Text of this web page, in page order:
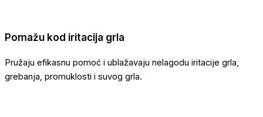
Pomažu kod iritacija grla
Pružaju efikasnu pomoć i ublažavaju nelagodu iritacije grla,
grebanja, promuklosti i suvog grla.